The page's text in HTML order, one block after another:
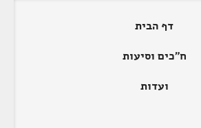
דף הבית
ח"כים וסיעות
ועדות